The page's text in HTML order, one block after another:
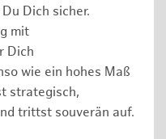
Dich sicher.
mit
Dich
wie ein hohes Maß
strategisch,
trittst souverän auf.